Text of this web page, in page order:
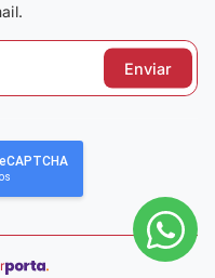
Enviar